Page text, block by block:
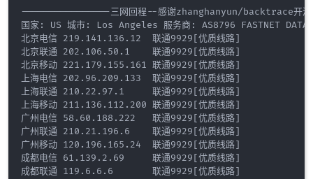
----------------三网回程--感谢zhanghanyun/
国家: US 城市: Los Angeles 服务商: AS8796 FASTNET DATA
北京电信 219.141.136.12  联通9929[优质线路]
北京联通 202.106.50.1    联通9929[优质线路]
北京移动 221.179.155.161 联通9929[优质线路]
上海电信 202.96.209.133  联通9929[优质线路]
上海联通 210.22.97.1     联通9929[优质线路]
上海移动 211.136.112.200 联通9929[优质线路]
广州电信 58.60.188.222   联通9929[优质线路]
广州联通 210.21.196.6    联通9929[优质线路]
广州移动 120.196.165.24  联通9929[优质线路]
成都电信 61.139.2.69     联通9929[优质线路]
成都联通 119.6.6.6       联通9929[优质线路]